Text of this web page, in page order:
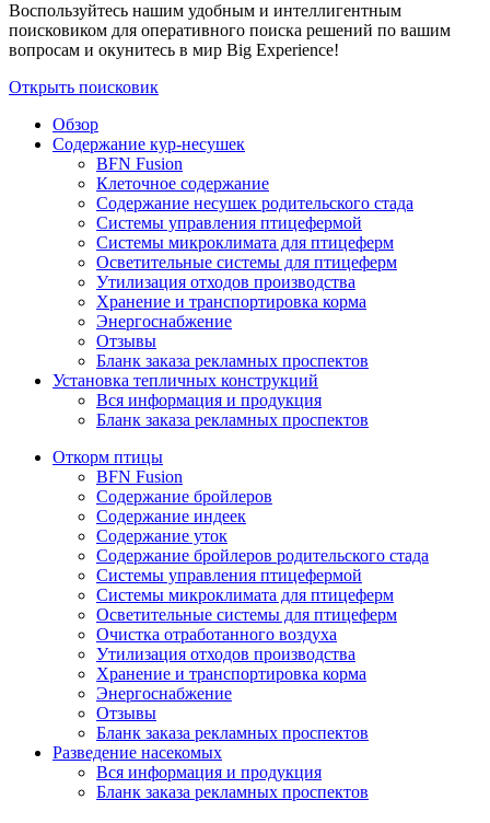
Воспользуйтесь нашим удобным и интеллигентным
поисковиком для оперативного поиска решений по вашим
вопросам и окунитесь в мир Big Experience!
Открыть поисковик
Обзор
Содержание кур-несушек
BFN Fusion
Клеточное содержание
Содержание несушек родительского стада
Системы управления птицефермой
Системы микроклимата для птицеферм
Осветительные системы для птицеферм
Утилизация отходов производства
Хранение и транспортировка корма
Энергоснабжение
Отзывы
Бланк заказа рекламных проспектов
Установка тепличных конструкций
Вся информация и продукция
Бланк заказа рекламных проспектов
Откорм птицы
BFN Fusion
Содержание бройлеров
Содержание индеек
Содержание уток
Содержание бройлеров родительского стада
Системы управления птицефермой
Системы микроклимата для птицеферм
Осветительные системы для птицеферм
Очистка отработанного воздуха
Утилизация отходов производства
Хранение и транспортировка корма
Энергоснабжение
Отзывы
Бланк заказа рекламных проспектов
Разведение насекомых
Вся информация и продукция
Бланк заказа рекламных проспектов